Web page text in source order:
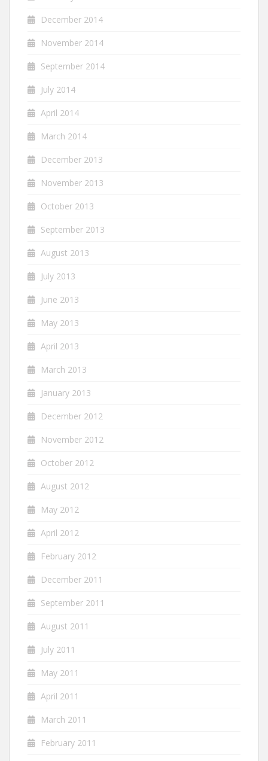
December 2014
November 2014
September 2014
July 2014
April 2014
March 2014
December 2013
November 2013
October 2013
September 2013
August 2013
July 2013
June 2013
May 2013
April 2013
March 2013
January 2013
December 2012
November 2012
October 2012
August 2012
May 2012
April 2012
February 2012
December 2011
September 2011
August 2011
July 2011
May 2011
April 2011
March 2011
February 2011